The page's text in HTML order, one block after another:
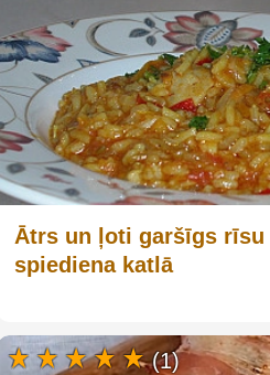
Ātrs un ļoti garšīgs
spiediena katlā
(1)